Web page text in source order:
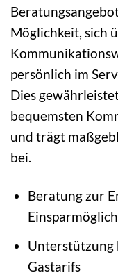
Möglichkeit, sich
persönlich im
Dies
bequemsten
und trägt
bei.
Beratung zur
Unterstützung
Gastarifs